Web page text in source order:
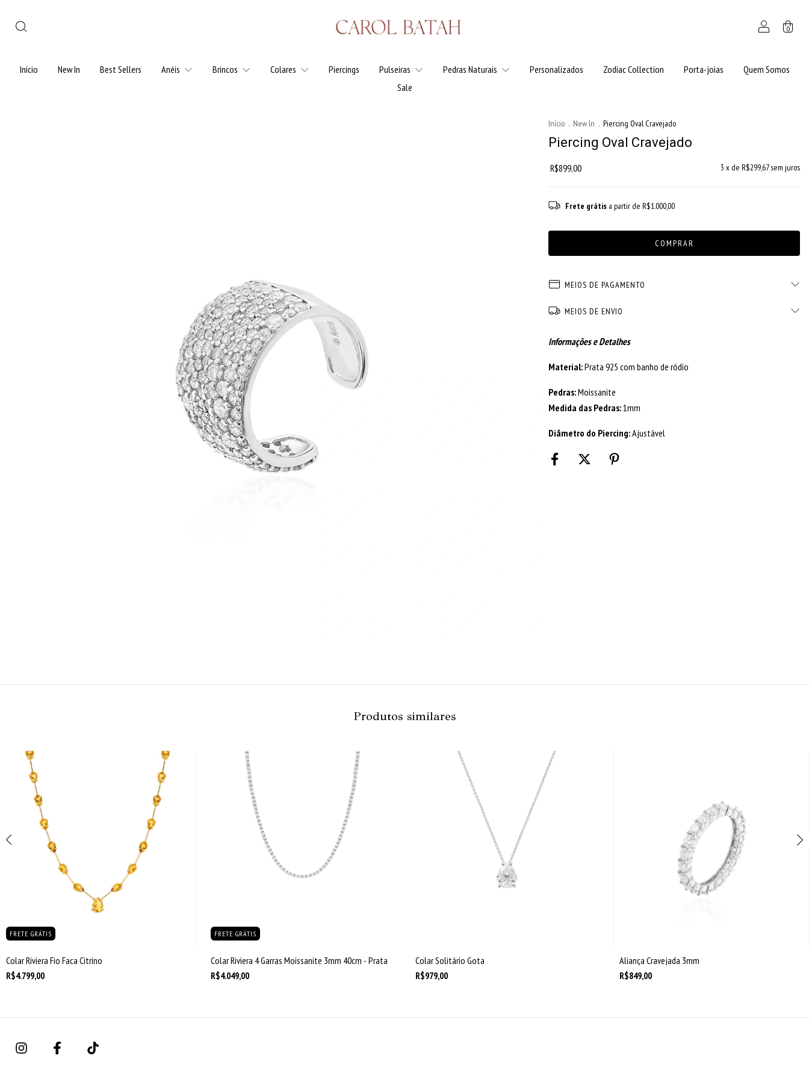
0
Início New In Best Sellers Anéis Brincos Colares Piercings Pulseiras Pedras Naturais Personalizados Zodiac Collection Porta-joias
Quem Somos
Sale
Início . New In . Piercing Oval Cravejado
Piercing Oval Cravejado
R$899,00 3 x de R$299,67sem juros
Frete grátis a partir de R$1.000,00
MEIOS DE PAGAMENTO
MEIOS DE ENVIO
Informações e Detalhes
Material:Prata 925 com banho de ródio
Pedras:Moissanite
Medida das Pedras:1mm
Diâmetro do Piercing:Ajustável
Produtos similares
FRETE GRÁTIS
Colar Riviera Fio Faca Citrino
R$4.799,00
FRETE GRÁTIS
Colar Riviera 4 Garras Moissanite 3mm 40cm - Prata
R$4.049,00
Colar Solitário Gota
R$979,00
Aliança Cravejada 3mm
R$849,00